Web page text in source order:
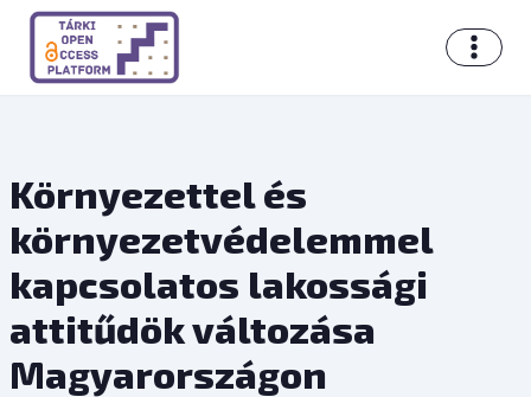
Környezettel és
környezetvédelemmel
kapcsolatos lakossági
attitűdök változása
Magyarországon